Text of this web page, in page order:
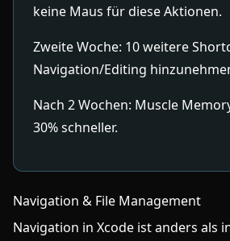
keine Maus für diese Aktionen.
Zweite Woche: 10 weitere
Navigation/Editing
Nach 2 Wochen: Muscle
30% schneller.
Navigation & File Management
Navigation in Xcode ist anders als